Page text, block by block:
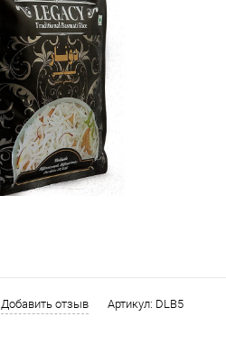
Добавить отзыв Артикул: DLB5